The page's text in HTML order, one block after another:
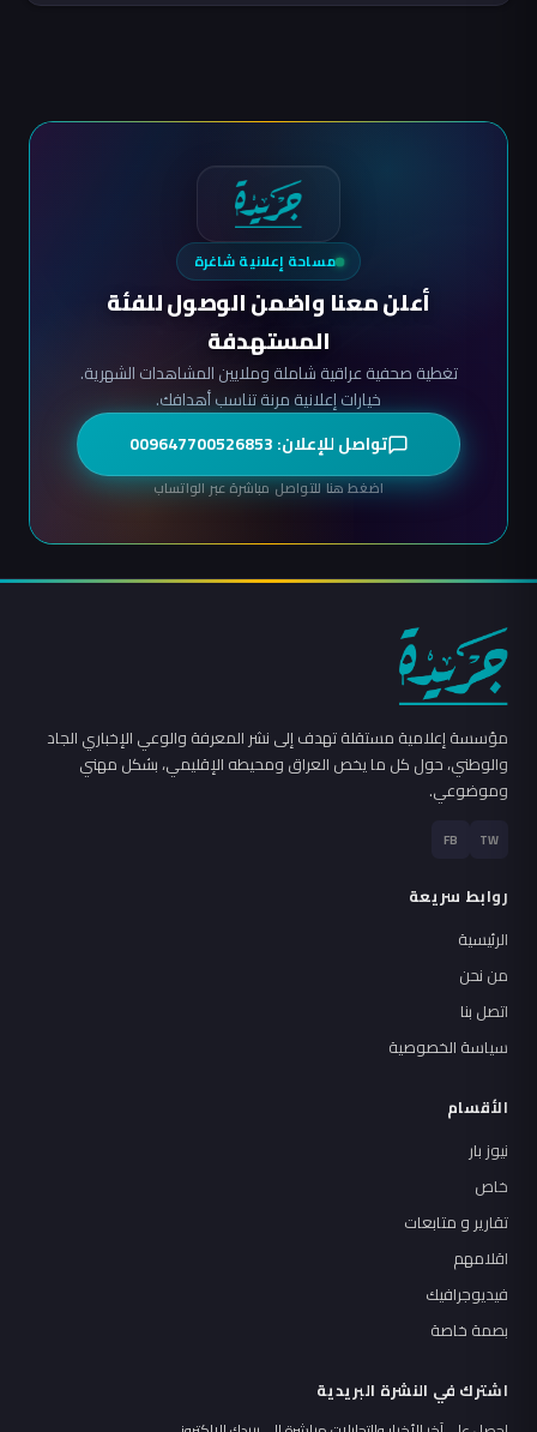
مساحة إعلانية شاغرة
أعلن معنا واضمن الوصول للفئة
المستهدفة
تغطية صحفية عراقية شاملة وملايين المشاهدات الشهرية.
خيارات إعلانية مرنة تناسب أهدافك.
تواصل للإعلان: 009647700526853
اضغط هنا للتواصل مباشرة عبر الواتساب
مؤسسة إعلامية مستقلة تهدف إلى نشر المعرفة والوعي الإخباري الجاد
والوطني، حول كل ما يخص العراق ومحيطه الإقليمي، بشكل مهني
وموضوعي.
TW
FB
روابط سريعة
الرئيسية
من نحن
اتصل بنا
سياسة الخصوصية
الأقسام
نيوز بار
خاص
تقارير و متابعات
اقلامهم
فيديوجرافيك
بصمة خاصة
اشترك في النشرة البريدية